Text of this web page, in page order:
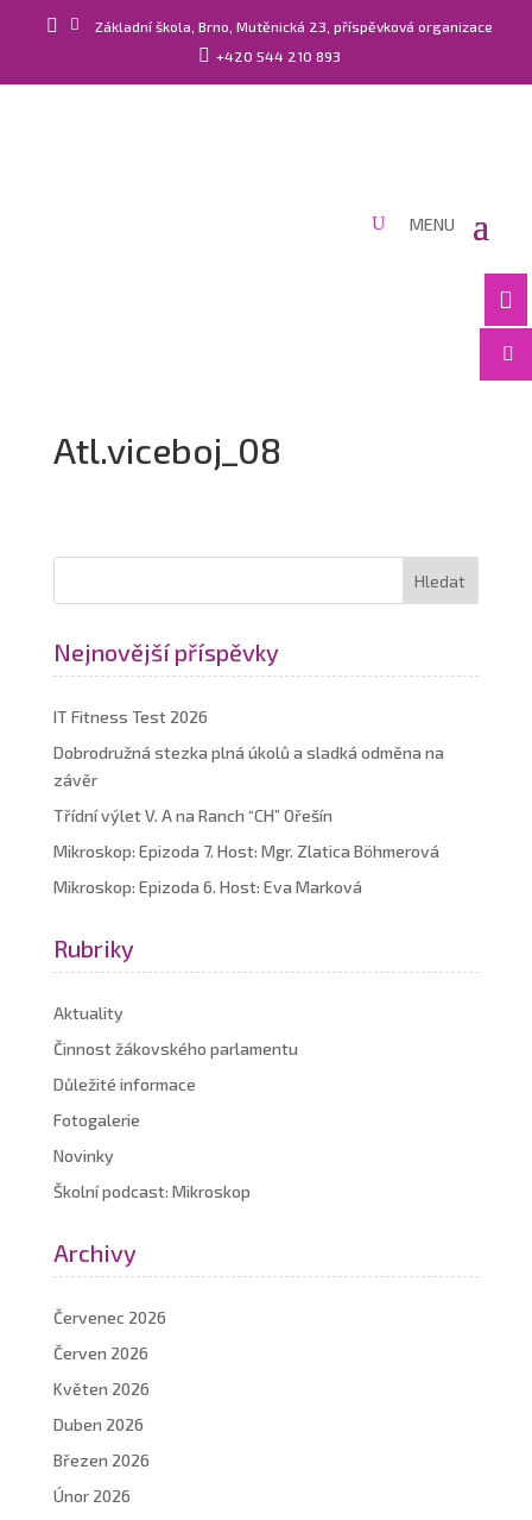
  Základní škola, Brno, Mutěnická 23, příspěvková organizace
 +420 544 210 893


Atl.viceboj_08
Nejnovější příspěvky
IT Fitness Test 2026
Dobrodružná stezka plná úkolů a sladká odměna na
závěr
Třídní výlet V. A na Ranch “CH” Ořešín
Mikroskop: Epizoda 7. Host: Mgr. Zlatica Böhmerová
Mikroskop: Epizoda 6. Host: Eva Marková
Rubriky
Aktuality
Činnost žákovského parlamentu
Důležité informace
Fotogalerie
Novinky
Školní podcast: Mikroskop
Archivy
Červenec 2026
Červen 2026
Květen 2026
Duben 2026
Březen 2026
Únor 2026